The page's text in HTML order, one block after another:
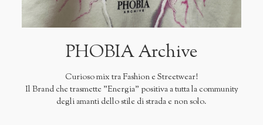
PHOBIA Archive
Curioso mix tra Fashion e Streetwear!
Il Brand che trasmette "Energia" positiva a tutta la community
degli amanti dello stile di strada e non solo.